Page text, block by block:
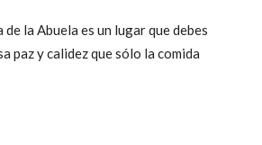
de la Abuela es un lugar que debes
paz y calidez que sólo la comida